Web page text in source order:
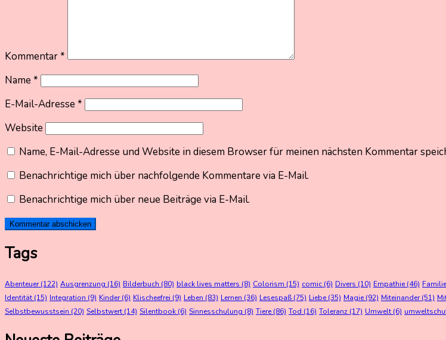
Kommentar*
Name*
E-Mail-Adresse*
Website
Name, E-Mail-Adresse und Website in diesem Browser für meinen nächsten Kommentar
Benachrichtige mich über nachfolgende Kommentare via E-Mail.
Benachrichtige mich über neue Beiträge via E-Mail.
Tags
Abenteuer(122) Ausgrenzung (16) Bilderbuch (80) black lives matters (8) Colorism (15) comic (6) Divers (10) Empathie(46) Familie
Identität (15) Integration (9) Kinder(6) Klischeefrei (9) Leben (83) Lernen (36) Lesespaß (75) Liebe(35) Magie(92) Miteinander(51)
Selbstbewusstsein (20) Selbstwert (14) Silentbook (6) Sinnesschulung (8) Tiere(86) Tod (16) Toleranz (17) Umwelt (6)